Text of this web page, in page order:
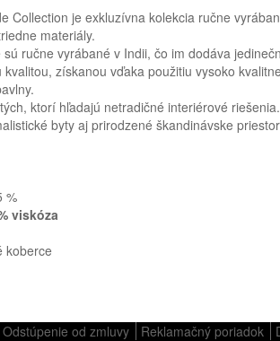
Collection je exkluzívna kolekcia ručne
materiály.
ručne vyrábané v Indii, čo im dodáva
získanou vďaka použitiu vysoko
ktorí hľadajú netradičné interiérové ​​riešenia.
byty aj prirodzené škandinávske
%
viskóza
koberce
Odstúpenie od zmluvy Reklamačný poriadok